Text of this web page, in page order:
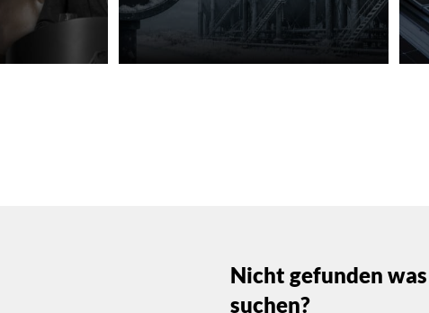
Nicht gefunden was
suchen?